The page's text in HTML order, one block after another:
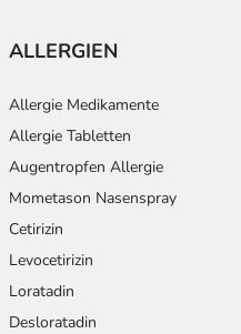
ALLERGIEN
Allergie Medikamente
Allergie Tabletten
Augentropfen Allergie
Mometason Nasenspray
Cetirizin
Levocetirizin
Loratadin
Desloratadin